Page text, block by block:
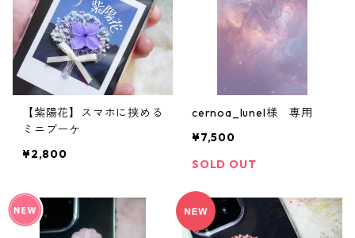
【紫陽花】スマホに挟める
ミニブーケ
¥2,800
cernoa_lunel様 専用
¥7,500
SOLD OUT